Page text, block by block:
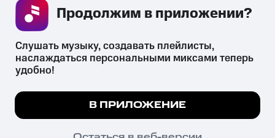
СКАЧАТЬ ПРИЛОЖЕНИЕ
психотропных веществ, их аналогов причиняет вред здоровью,
их незаконный оборот запрещён и влечёт установленную
законодательством ответственность.
© 2026 ООО «КИОН».
Мы используем куки, чтобы на сайте все
Подробнее
ПОНЯТНО
Слушать музыку, создавать плейлисты,
наслаждаться персональными миксами теперь
удобно!
В ПРИЛОЖЕНИЕ